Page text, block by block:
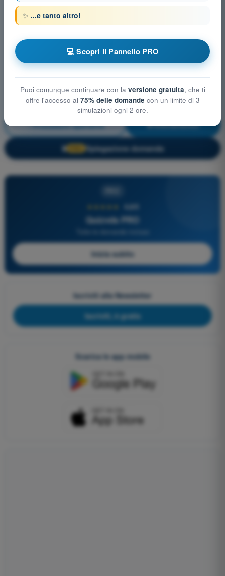
Procedure operative Allenamento!
🔒 Spiegazione domanda
4,6/5
Quizvds PRO
Inizia subito
Iscriviti alla Newsletter
Iscriviti, è gratis
Scarica le app mobile
✨ ...e tanto altro!
💻 Scopri il Pannello PRO
Puoi comunque continuare con la versione gratuita, che ti
offre l'accesso al 75% delle domande con un limite di 3
simulazioni ogni 2 ore.